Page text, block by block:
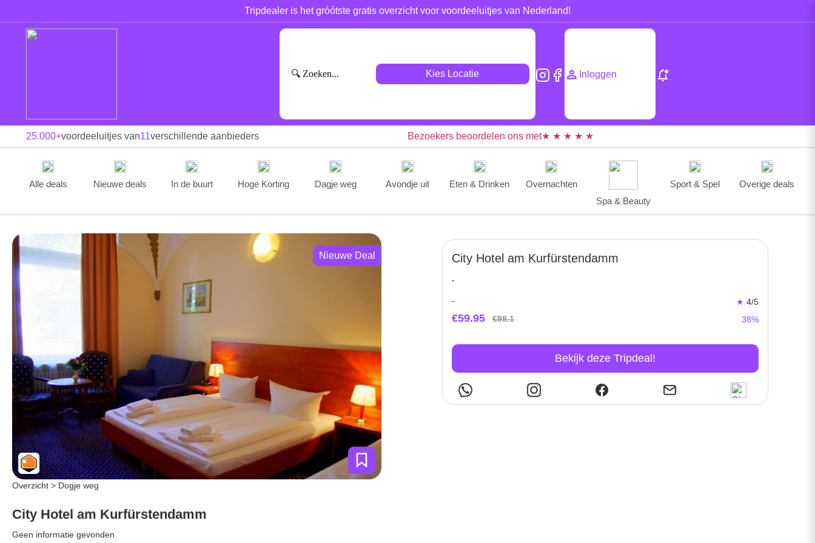
Tripdealer is het gróótste gratis overzicht voor voordeeluitjes van Nederland!
Kies Locatie Inloggen
25.000+voordeeluitjes van11verschillende aanbieders Bezoekers beoordelen ons met★ ★ ★ ★ ★
Alle deals Nieuwe deals In de buurt Hoge Korting Dagje weg Avondje uit Eten & Drinken
Overnachten
Spa & Beauty
Sport & Spel Overige deals
Nieuwe Deal
Overzicht > Dogje weg
City Hotel am Kurfürstendamm
Geen informatie gevonden
City Hotel am Kurfürstendamm
-
-
€59.95 €98.1
★ 4/5
38%
Bekijk deze Tripdeal!